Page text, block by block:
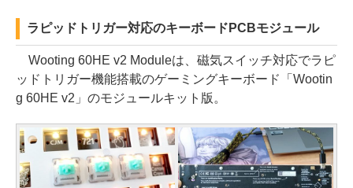
ラピッドトリガー対応のキーボードPCBモジュール
Wooting 60HE v2 Moduleは、磁気スイッチ対応でラピ
ッドトリガー機能搭載のゲーミングキーボード「Wootin
g 60HE v2」のモジュールキット版。